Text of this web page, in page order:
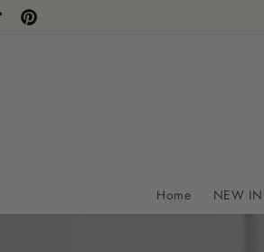
Pinterest
Home NEW IN